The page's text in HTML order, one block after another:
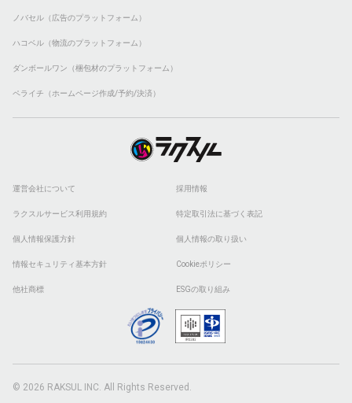
ノバセル（広告のプラットフォーム）
ハコベル（物流のプラットフォーム）
ダンボールワン（梱包材のプラットフォーム）
ペライチ（ホームページ作成/予約/決済）
運営会社について 採用情報
ラクスルサービス利用規約 特定取引法に基づく表記
個人情報保護方針 個人情報の取り扱い
情報セキュリティ基本方針 Cookieポリシー
他社商標 ESGの取り組み
© 2026 RAKSUL INC. All Rights Reserved.